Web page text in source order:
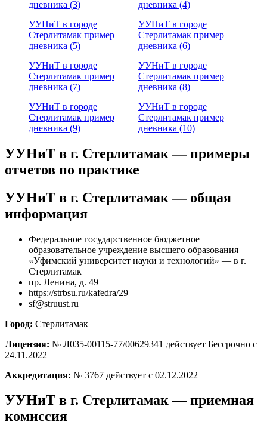
дневника (3)
дневника (4)
УУНиТ в городе
Стерлитамак пример
дневника (5)
УУНиТ в городе
Стерлитамак пример
дневника (6)
УУНиТ в городе
Стерлитамак пример
дневника (7)
УУНиТ в городе
Стерлитамак пример
дневника (8)
УУНиТ в городе
Стерлитамак пример
дневника (9)
УУНиТ в городе
Стерлитамак пример
дневника (10)
УУНиТ в г. Стерлитамак — примеры
отчетов по практике
УУНиТ в г. Стерлитамак — общая
информация
Федеральное государственное бюджетное
образовательное учреждение высшего образования
«Уфимский университет науки и технологий» — в г.
Стерлитамак
пр. Ленина, д. 49
https://strbsu.ru/kafedra/29
sf@struust.ru
Город: Стерлитамак
Лицензия: № Л035-00115-77/00629341 действует Бессрочно с
24.11.2022
Аккредитация: № 3767 действует с 02.12.2022
УУНиТ в г. Стерлитамак — приемная
комиссия